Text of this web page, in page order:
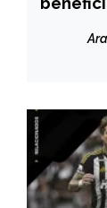
NOTÍCIAS